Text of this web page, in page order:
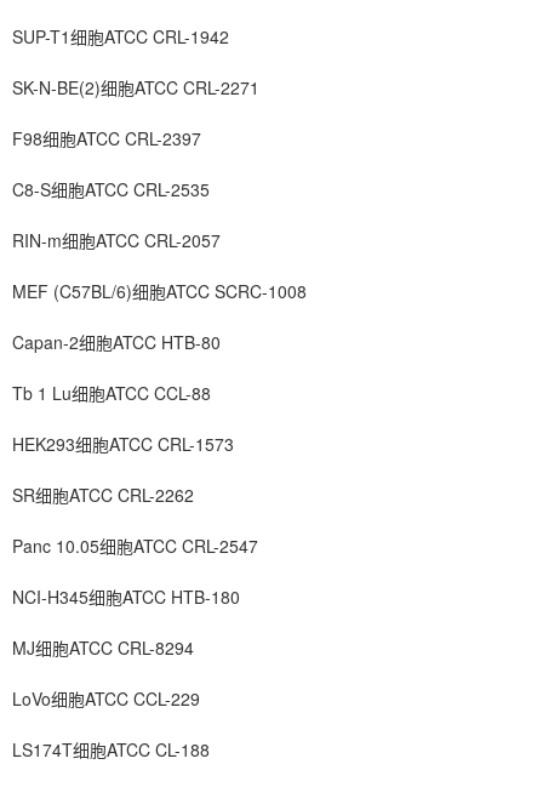
SUP-T1细胞ATCC CRL-1942
SK-N-BE(2)细胞ATCC CRL-2271
F98细胞ATCC CRL-2397
C8-S细胞ATCC CRL-2535
RIN-m细胞ATCC CRL-2057
MEF (C57BL/6)细胞ATCC SCRC-1008
Capan-2细胞ATCC HTB-80
Tb 1 Lu细胞ATCC CCL-88
HEK293细胞ATCC CRL-1573
SR细胞ATCC CRL-2262
Panc 10.05细胞ATCC CRL-2547
NCI-H345细胞ATCC HTB-180
MJ细胞ATCC CRL-8294
LoVo细胞ATCC CCL-229
LS174T细胞ATCC CL-188